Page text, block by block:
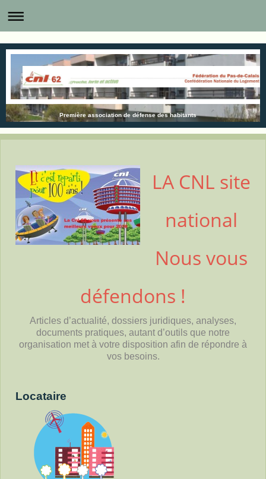
Première association de défense des habitants
LA CNL site
national
Nous vous
défendons !
Articles d’actualité, dossiers juridiques, analyses,
documents pratiques, autant d’outils que notre
organisation met à votre disposition afin de répondre à
vos besoins.
Locataire